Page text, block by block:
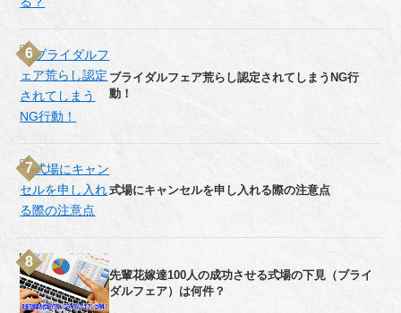
ブライダルフェア荒らし認定されてしまうNG行
動！
式場にキャンセルを申し入れる際の注意点
先輩花嫁達100人の成功させる式場の下見（ブライ
ダルフェア）は何件？